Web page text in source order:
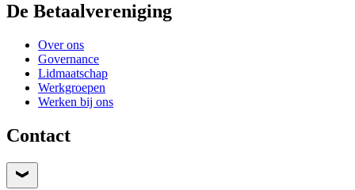
De Betaalvereniging
Over ons
Governance
Lidmaatschap
Werkgroepen
Werken bij ons
Contact